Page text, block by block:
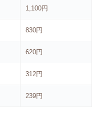
1,100円
830円
620円
312円
239円